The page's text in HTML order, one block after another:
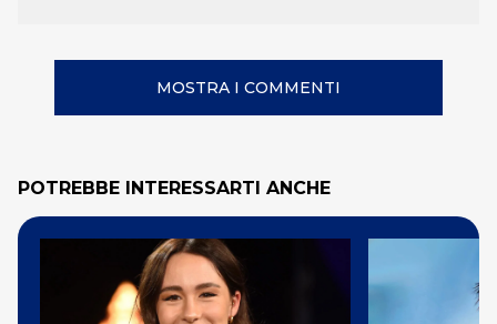
MOSTRA I COMMENTI
POTREBBE INTERESSARTI ANCHE